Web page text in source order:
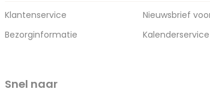
Klantenservice
Bezorginformatie
Nieuwsbrief
Kalenderservice
Snel naar